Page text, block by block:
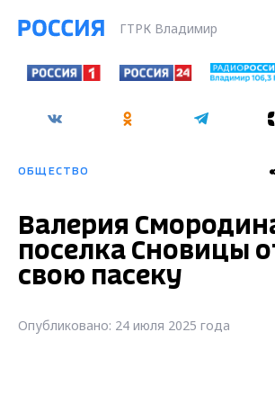
ГТРК Владимир
ОБЩЕСТВО
Валерия
поселка Сновицы
свою пасеку
Опубликовано: 24 июля 2025 года